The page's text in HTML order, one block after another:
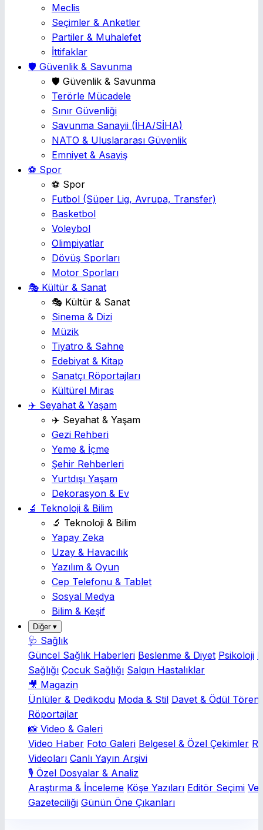
Meclis
Seçimler & Anketler
Partiler & Muhalefet
İttifaklar
🛡️ Güvenlik & Savunma
🛡️ Güvenlik & Savunma
Terörle Mücadele
Sınır Güvenliği
Savunma Sanayii (İHA/SİHA)
NATO & Uluslararası Güvenlik
Emniyet & Asayiş
⚽ Spor
⚽ Spor
Futbol (Süper Lig, Avrupa, Transfer)
Basketbol
Voleybol
Olimpiyatlar
Dövüş Sporları
Motor Sporları
🎭 Kültür & Sanat
🎭 Kültür & Sanat
Sinema & Dizi
Müzik
Tiyatro & Sahne
Edebiyat & Kitap
Sanatçı Röportajları
Kültürel Miras
✈️ Seyahat & Yaşam
✈️ Seyahat & Yaşam
Gezi Rehberi
Yeme & İçme
Şehir Rehberleri
Yurtdışı Yaşam
Dekorasyon & Ev
🔬 Teknoloji & Bilim
🔬 Teknoloji & Bilim
Yapay Zeka
Uzay & Havacılık
Yazılım & Oyun
Cep Telefonu & Tablet
Sosyal Medya
Bilim & Keşif
Diğer ▾
🩺 Sağlık
Güncel Sağlık Haberleri Beslenme & Diyet Psikoloji
Sağlığı Çocuk Sağlığı Salgın Hastalıklar
🎥 Magazin
Ünlüler & Dedikodu Moda & Stil Davet & Ödül
Röportajlar
📸 Video & Galeri
Video Haber Foto Galeri Belgesel & Özel Çekimler
Videoları Canlı Yayın Arşivi
🎙️ Özel Dosyalar & Analiz
Araştırma & İnceleme Köşe Yazıları Editör Seçimi
Gazeteciliği Günün Öne Çıkanları